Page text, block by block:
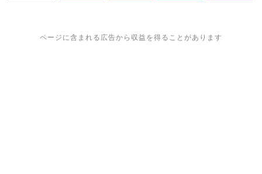
ページに含まれる広告から収益を得ることがあります